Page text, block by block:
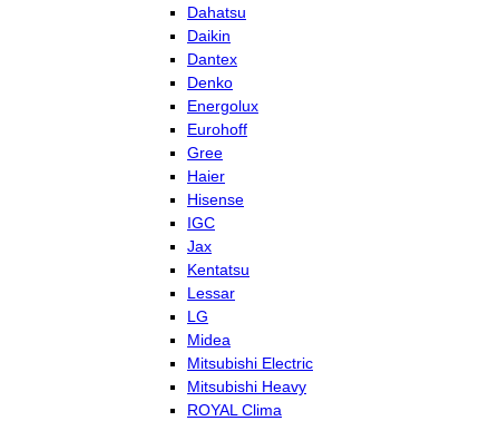
Dahatsu
Daikin
Dantex
Denko
Energolux
Eurohoff
Gree
Haier
Hisense
IGC
Jax
Kentatsu
Lessar
LG
Midea
Mitsubishi Electric
Mitsubishi Heavy
ROYAL Clima